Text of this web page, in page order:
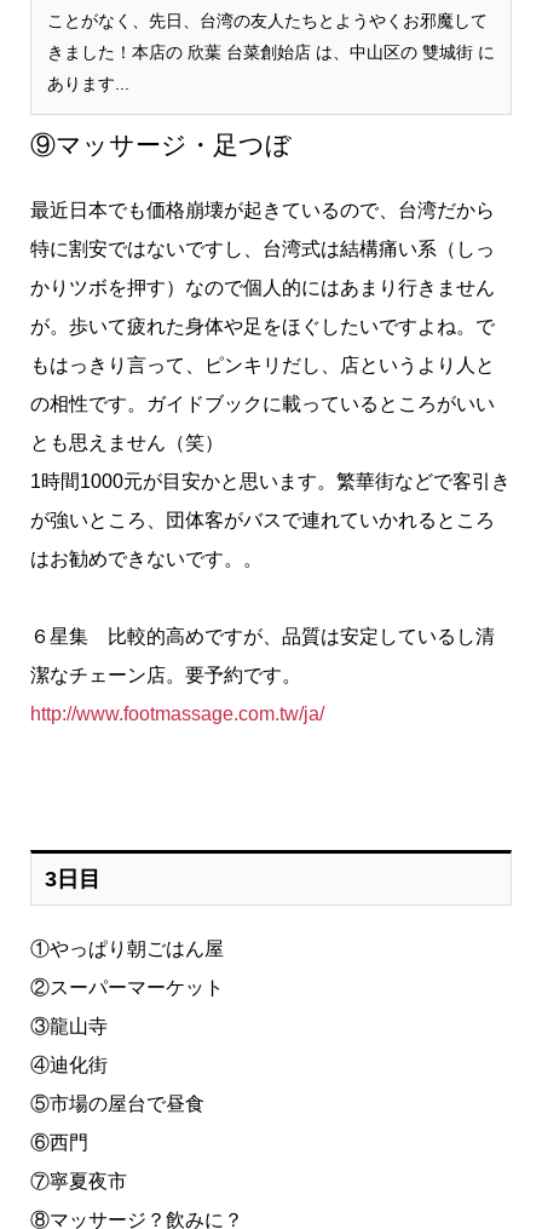
ことがなく、先日、台湾の友人たちとようやくお邪魔して
きました！本店の 欣葉 台菜創始店 は、中山区の 雙城街 に
あります...
⑨マッサージ・足つぼ
最近日本でも価格崩壊が起きているので、台湾だから
特に割安ではないですし、台湾式は結構痛い系（しっ
かりツボを押す）なので個人的にはあまり行きません
が。歩いて疲れた身体や足をほぐしたいですよね。で
もはっきり言って、ピンキリだし、店というより人と
の相性です。ガイドブックに載っているところがいい
とも思えません（笑）
1時間1000元が目安かと思います。繁華街などで客引き
が強いところ、団体客がバスで連れていかれるところ
はお勧めできないです。。
６星集 比較的高めですが、品質は安定しているし清
潔なチェーン店。要予約です。
http://www.footmassage.com.tw/ja/
3日目
①やっぱり朝ごはん屋
②スーパーマーケット
③龍山寺
④迪化街
⑤市場の屋台で昼食
⑥西門
⑦寧夏夜市
⑧マッサージ？飲みに？